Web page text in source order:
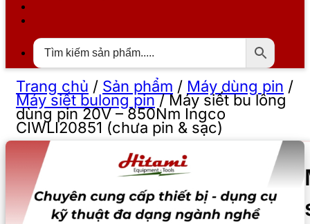
Trang chủ / Sản phẩm / Máy dùng pin /
Máy siết bulong pin/Máy siết bu lông
dùng pin 20V – 850Nm Ingco
CIWLI20851 (chưa pin & sạc)